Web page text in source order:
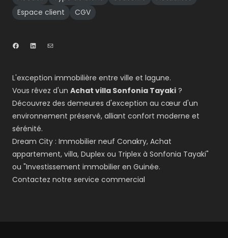
Espace client
CGV
L'exception immobilière entre ville et lagune.
Vous rêvez d'un Achat villa Sonfonia Tayaki ?
Découvrez des demeures d'exception au cœur d'un
environnement préservé, alliant confort moderne et
sérénité.
Dream City : Immobilier neuf Conakry, Achat
appartement, villa, Duplex ou Triplex à Sonfonia Tayaki"
ou "Investissement immobilier en Guinée.
Contactez notre service commercial